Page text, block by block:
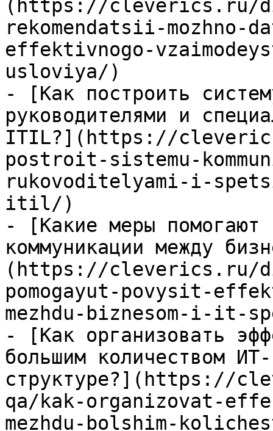
(https://cleverics.ru/
rekomendatsii-mozhno-
effektivnogo-
usloviya/)
- [Как построить
руководителями и
ITIL?](https://
postroit-sistemu-
rukovoditelyami-i-
itil/)
- [Какие меры помогают
коммуникации между
(https://cleverics.ru/
pomogayut-povysit-
mezhdu-biznesom-i-it-
- [Как организовать
большим количеством
структуре?](https://
qa/kak-organizovat-
mezhdu-bolshim-